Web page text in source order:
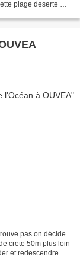
plage deserte est
pas on décide
crete 50m plus loin
et redescendre